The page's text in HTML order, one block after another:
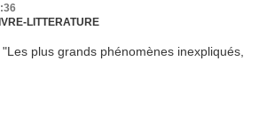
LITTERATURE